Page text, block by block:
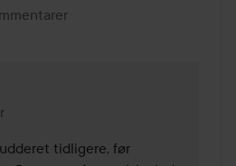
lades 2 måneder
tidligere, før